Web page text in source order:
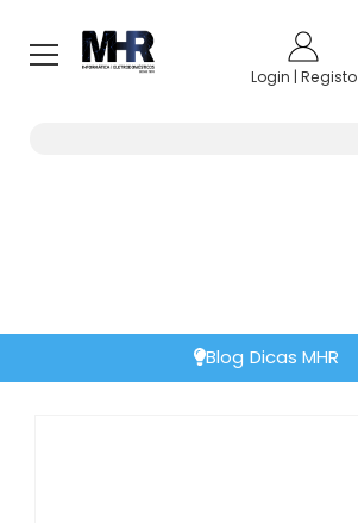
Login | Registo
Blog Dicas MHR